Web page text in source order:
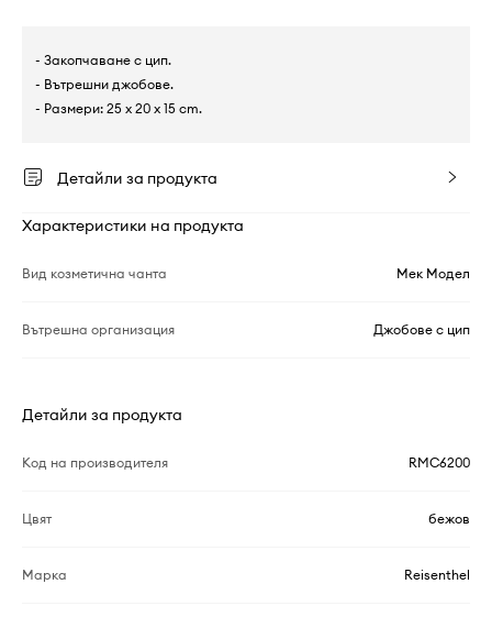
- Закопчаване с цип.
- Вътрешни джобове.
- Размери: 25 x 20 x 15 cm.
Детайли за продукта
Характеристики на продукта
Вид козметична чанта Мек Модел
Вътрешна организация Джобове с цип
Детайли за продукта
Код на производителя RMC6200
Цвят бежов
Марка Reisenthel